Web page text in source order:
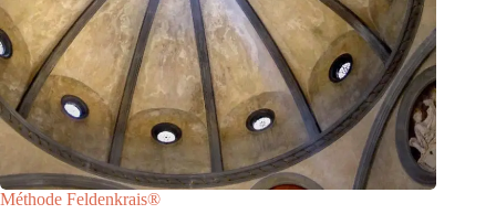
Méthode Feldenkrais®